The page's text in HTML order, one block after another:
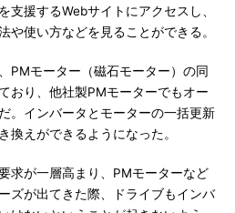
支援するWebサイトにアクセスし、
や使い方などを見ることができる。
PMモーター（磁石モーター）の同
おり、他社製PMモーターでもオー
。インバータとモーターの一括更新
換えができるようになった。
求が一層高まり、PMモーターなど
ズが出てきた際、ドライブもインバ